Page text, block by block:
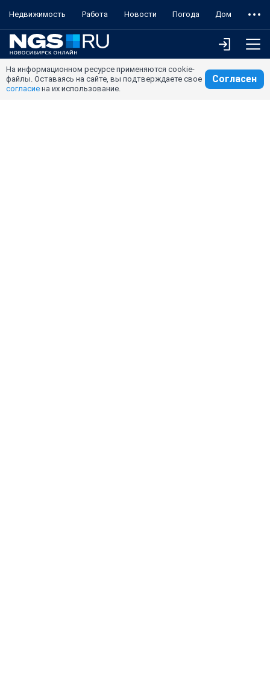
Недвижимость Работа Новости Погода Дом
На информационном ресурсе применяются cookie-
файлы. Оставаясь на сайте, вы подтверждаете свое
согласие на их использование.
Согласен